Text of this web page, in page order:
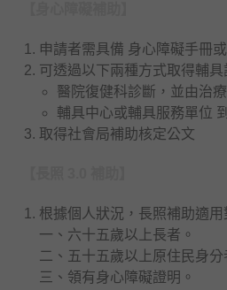
申請者需具備 身心障礙手冊或
可透過以下兩種方式取得輔具
醫院復健科診斷，並由治
輔具中心或輔具服務單位
取得社會局補助核定公文
根據個人狀況，長照補助適用
一、六十五歲以上長者。
二、五十五歲以上原住民身分
三、領有身心障礙證明。